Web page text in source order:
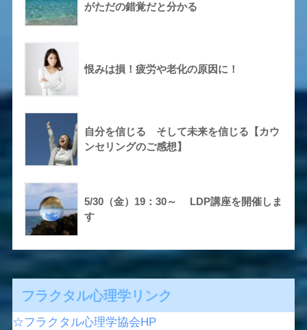
がただの錯覚だと分かる
恨みは損！疲労や老化の原因に！
自分を信じる そして未来を信じる【カウ
ンセリングのご感想】
5/30（金）19：30～ LDP講座を開催しま
す
フラクタル心理学リンク
☆フラクタル心理学協会HP